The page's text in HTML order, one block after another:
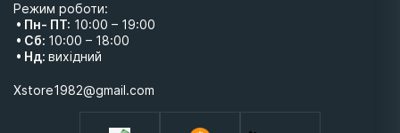
Режим роботи:
• Пн- ПТ: 10:00 – 19:00
• Сб: 10:00 – 18:00
• Нд: вихідний
Xstore1982@gmail.com